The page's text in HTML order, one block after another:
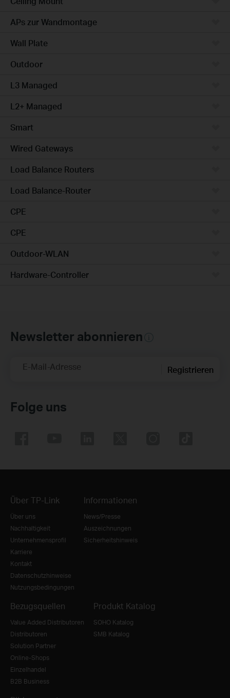
APs zur Wandmontage
Wall Plate
Outdoor
L3 Managed
L2+ Managed
Smart
Wired Gateways
Load Balance Routers
Load Balance-Router
CPE
CPE
Outdoor-WLAN
Hardware-Controller
Newsletter abonnieren
E-Mail-Adresse Registrieren
Folge uns
Über TP-Link
Über uns
Nachhaltigkeit
Unternehmensprofil
Karriere
Kontakt
Datenschutzhinweise
Nutzungsbedingungen
Informationen
News/Presse
Auszeichnungen
Sicherheitshinweis
Bezugsquellen
Value Added Distributoren
Distributoren
Solution Partner
Online-Shops
Einzelhandel
B2B Business
Produkt Katalog
SOHO Katalog
SMB Katalog